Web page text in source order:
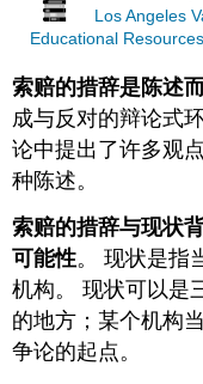
Los Angeles
Educational
索赔的措辞是陈述
成与反对的辩论式
论中提出了许多观
种陈述。
索赔的措辞与现状
可能性。 现状是指
机构。 现状可以是
的地方；某个机构
争论的起点。